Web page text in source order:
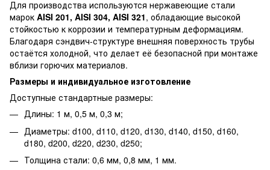
Для производства используются нержавеющие стали
марок AISI 201, AISI 304, AISI 321, обладающие высокой
стойкостью к коррозии и температурным деформациям.
Благодаря сэндвич-структуре внешняя поверхность трубы
остаётся холодной, что делает её безопасной при монтаже
вблизи горючих материалов.
Размеры и индивидуальное изготовление
Доступные стандартные размеры:
Длины: 1 м, 0,5 м, 0,3 м;
Диаметры: d100, d110, d120, d130, d140, d150, d160,
d180, d200, d220, d230, d250;
Толщина стали: 0,6 мм, 0,8 мм, 1 мм.